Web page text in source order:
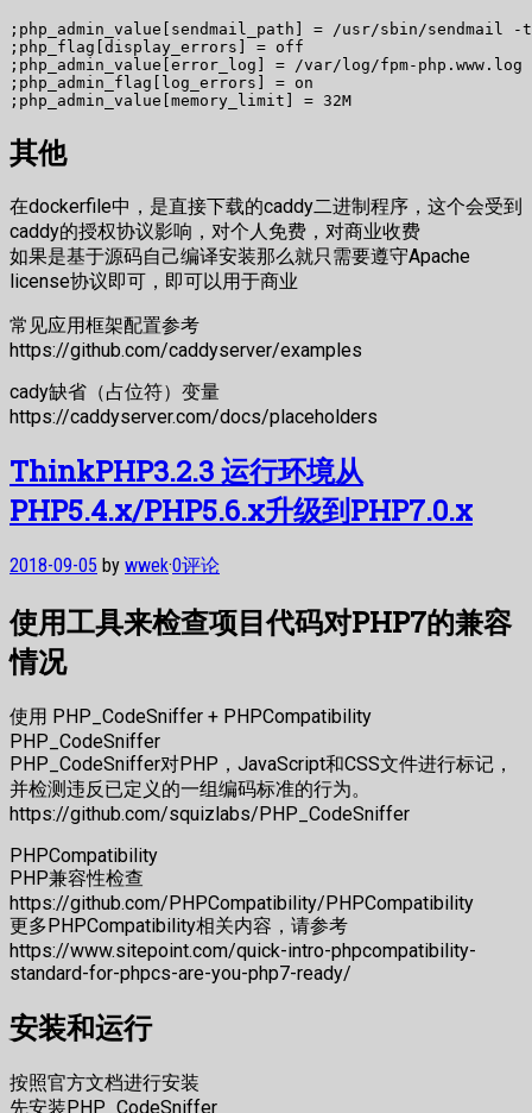
;php_admin_value[sendmail_path] = /usr/sbin/sendmail -t
;php_flag[display_errors] = off
;php_admin_value[error_log] = /var/log/fpm-php.www.log
;php_admin_flag[log_errors] = on
其他
在dockerfile中，是直接下载的caddy二进制程序，这个会受到
caddy的授权协议影响，对个人免费，对商业收费
如果是基于源码自己编译安装那么就只需要遵守Apache
license协议即可，即可以用于商业
常见应用框架配置参考
https://github.com/caddyserver/examples
cady缺省（占位符）变量
https://caddyserver.com/docs/placeholders
ThinkPHP3.2.3 运行环境从
PHP5.4.x/PHP5.6.x升级到PHP7.0.x
2018-09-05 by wwek·0评论
使用工具来检查项目代码对PHP7的兼容
情况
使用 PHP_CodeSniffer + PHPCompatibility
PHP_CodeSniffer
PHP_CodeSniffer对PHP，JavaScript和CSS文件进行标记，
并检测违反已定义的一组编码标准的行为。
https://github.com/squizlabs/PHP_CodeSniffer
PHPCompatibility
PHP兼容性检查
https://github.com/PHPCompatibility/PHPCompatibility
更多PHPCompatibility相关内容，请参考
https://www.sitepoint.com/quick-intro-phpcompatibility-
standard-for-phpcs-are-you-php7-ready/
安装和运行
按照官方文档进行安装
先安装PHP_CodeSniffer